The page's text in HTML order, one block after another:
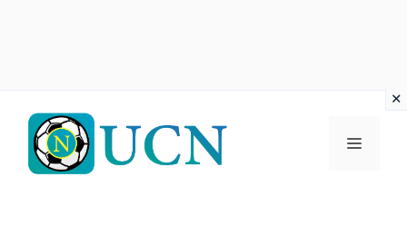
contenuto
Menu